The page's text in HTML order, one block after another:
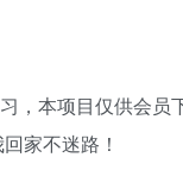
，本项目仅供会
家不迷路！